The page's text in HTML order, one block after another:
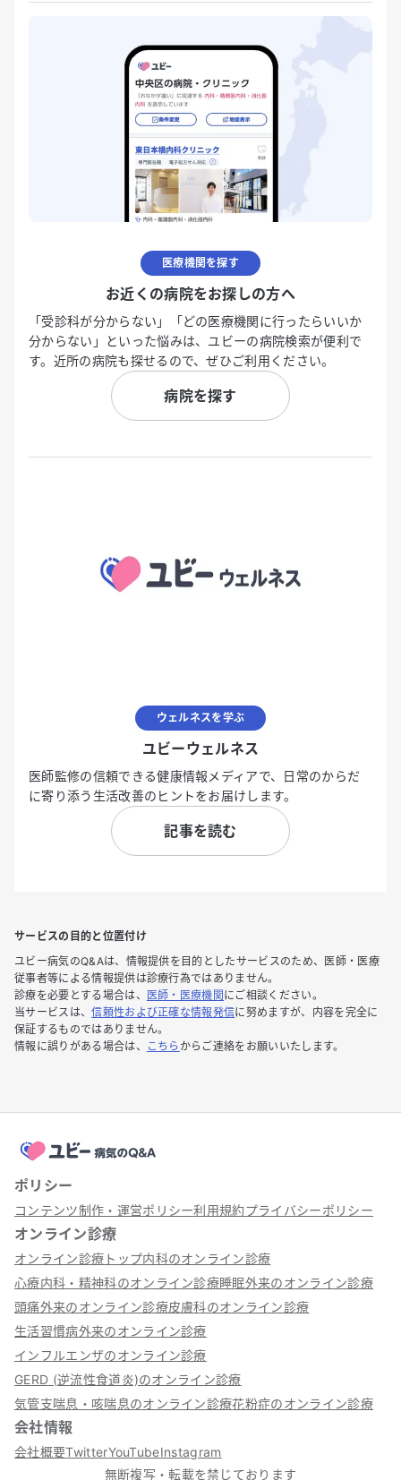
医療機関を探す
お近くの病院をお探しの方へ
「受診科が分からない」「どの医療機関に行ったらいいか
分からない」といった悩みは、ユビーの病院検索が便利で
す。近所の病院も探せるので、ぜひご利用ください。
病院を探す
ウェルネスを学ぶ
ユビーウェルネス
医師監修の信頼できる健康情報メディアで、日常のからだ
に寄り添う生活改善のヒントをお届けします。
記事を読む
サービスの目的と位置付け
ユビー病気のQ&Aは、情報提供を目的としたサービスのため、医師・医療
従事者等による情報提供は診療行為ではありません。
診療を必要とする場合は、
医師・医療機関 にご相談ください。
当サービスは、信頼性および正確な情報発信に努めますが、内容を完全に
保証するものではありません。
情報に誤りがある場合は、
こちら からご連絡をお願いいたします。
ポリシー
コンテンツ制作・運営ポリシー利用規約プライバシーポリシー
オンライン診療
オンライン診療トップ内科のオンライン診療
心療内科・精神科のオンライン診療睡眠外来のオンライン診療
頭痛外来のオンライン診療皮膚科のオンライン診療
生活習慣病外来のオンライン診療
インフルエンザのオンライン診療
GERD (逆流性食道炎)のオンライン診療
気管支喘息・咳喘息のオンライン診療花粉症のオンライン診療
会社情報
会社概要TwitterYouTubeInstagram
無断複写・転載を禁じております